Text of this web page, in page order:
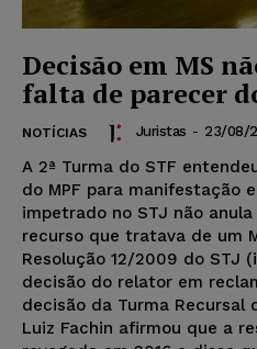
Decisão em MS
falta de parecer
NOTÍCIAS Juristas - 23/08/
A 2ª Turma do STF
do MPF para manifestação
impetrado no STJ não
recurso que tratava de um
Resolução 12/2009 do STJ
decisão do relator em
decisão da Turma Recursal
Luiz Fachin afirmou que a